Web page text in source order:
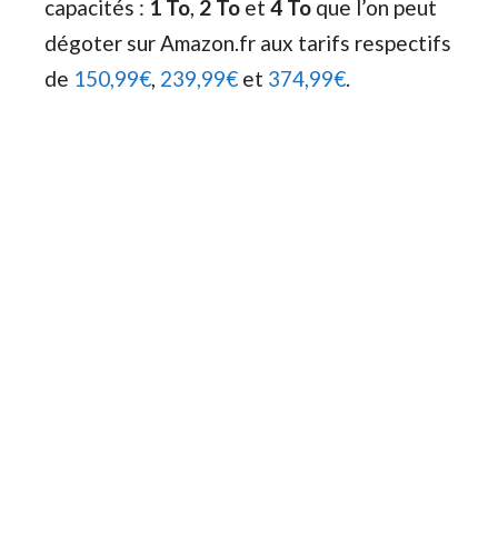
capacités : 1 To, 2 To et 4 To que l’on peut
dégoter sur Amazon.fr aux tarifs respectifs
de 150,99€, 239,99€ et 374,99€.